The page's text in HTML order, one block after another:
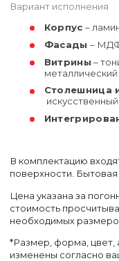
Вариант исполнения
Корпус –
Фасады – МДФ
Витрины –
Столешница
В комплектацию
поверхности. Бытовая
Цена указана за
стоимость
необходимых
*Размер, форма, цвет,
изменены согласно